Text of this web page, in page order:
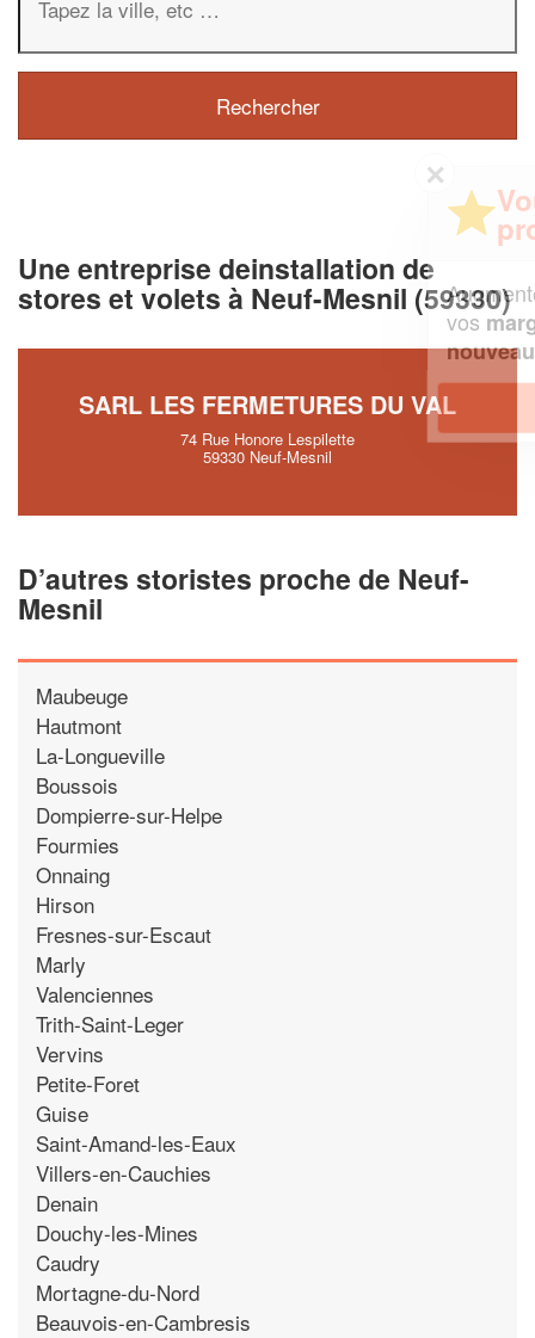
Une entreprise deinstallation de
stores et volets à Neuf-Mesnil (59330)
SARL LES FERMETURES DU VAL
74 Rue Honore Lespilette
59330 Neuf-Mesnil
D’autres storistes proche de Neuf-
Mesnil
Maubeuge
Hautmont
La-Longueville
Boussois
Dompierre-sur-Helpe
Fourmies
Onnaing
Hirson
Fresnes-sur-Escaut
Marly
Valenciennes
Trith-Saint-Leger
Vervins
Petite-Foret
Guise
Saint-Amand-les-Eaux
Villers-en-Cauchies
Denain
Douchy-les-Mines
Caudry
Mortagne-du-Nord
Beauvois-en-Cambresis
Augmentez votrechiffre d'affaireset
tout en gagnant de
nouveaux clients!
En savoir plus